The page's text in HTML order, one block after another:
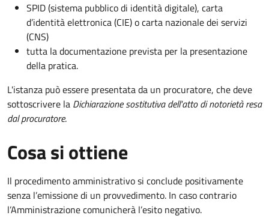
SPID (sistema pubblico di identità digitale), carta
d’identità elettronica (CIE) o carta nazionale dei servizi
(CNS)
tutta la documentazione prevista per la presentazione
della pratica.
L'istanza può essere presentata da un procuratore, che deve
sottoscrivere la Dichiarazione sostitutiva dell'atto di notorietà resa
dal procuratore.
Cosa si ottiene
Il procedimento amministrativo si conclude positivamente
senza l’emissione di un provvedimento. In caso contrario
l’Amministrazione comunicherà l’esito negativo.